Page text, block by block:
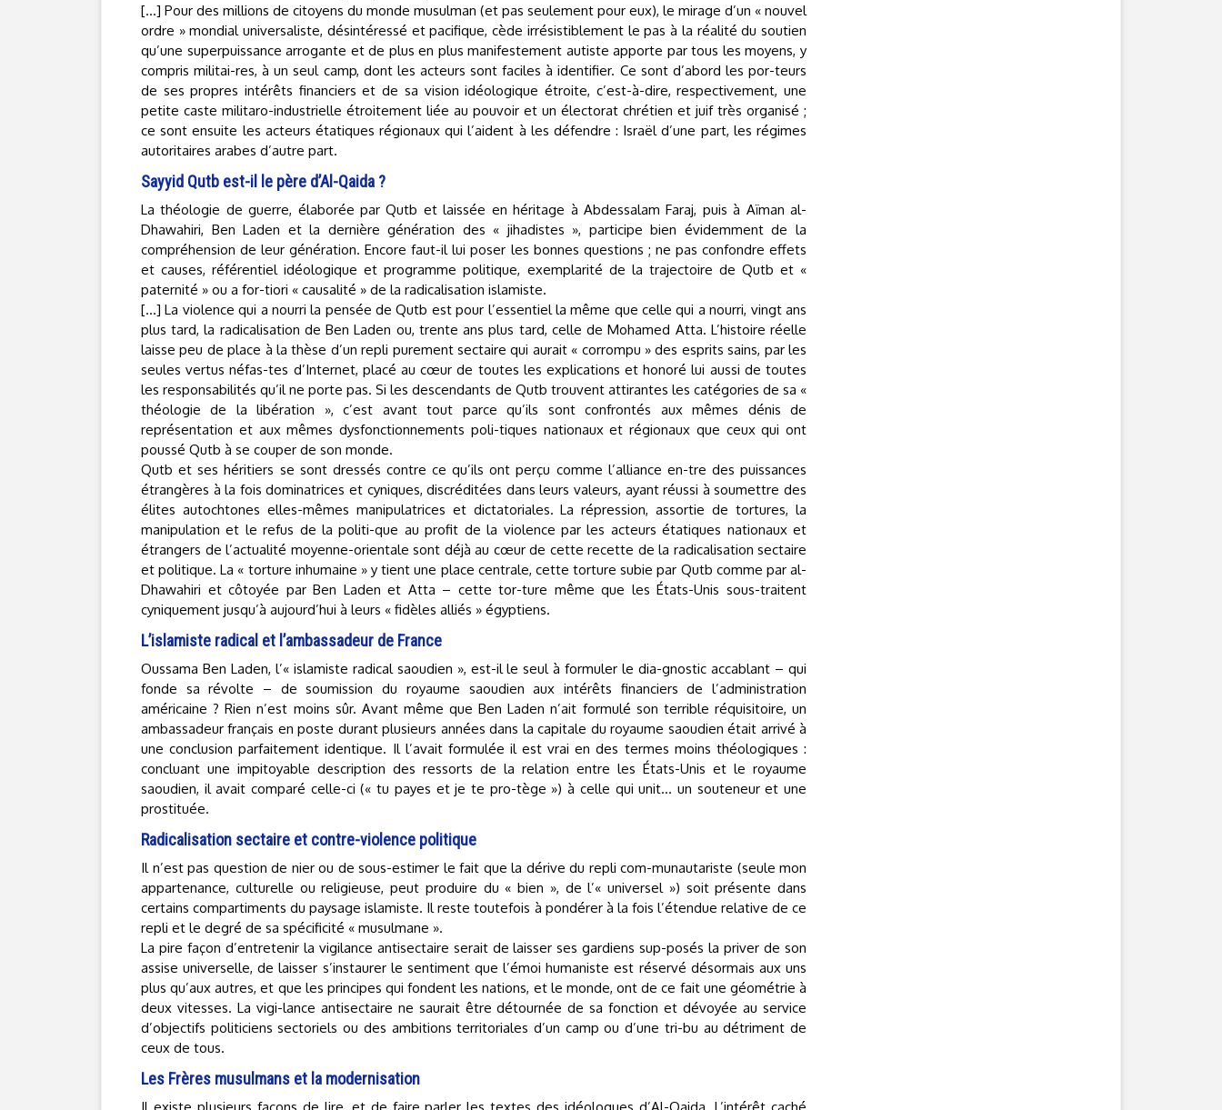
[…] Pour des millions de citoyens du monde musulman (et pas seulement pour eux), le mirage d’un « nouvel
ordre » mondial universaliste, désintéressé et pacifique, cède irrésistiblement le pas à la réalité du soutien
qu’une superpuissance arrogante et de plus en plus manifestement autiste apporte par tous les moyens, y
compris militai-res, à un seul camp, dont les acteurs sont faciles à identifier. Ce sont d’abord les por-teurs
de ses propres intérêts financiers et de sa vision idéologique étroite, c’est-à-dire, respectivement, une
petite caste militaro-industrielle étroitement liée au pouvoir et un électorat chrétien et juif très organisé ;
ce sont ensuite les acteurs étatiques régionaux qui l’aident à les défendre : Israël d’une part, les régimes
autoritaires arabes d’autre part.
Sayyid Qutb est-il le père d’Al-Qaida ?
La théologie de guerre, élaborée par Qutb et laissée en héritage à Abdessalam Faraj, puis à Aïman al-
Dhawahiri, Ben Laden et la dernière génération des « jihadistes », participe bien évidemment de la
compréhension de leur génération. Encore faut-il lui poser les bonnes questions ; ne pas confondre effets
et causes, référentiel idéologique et programme politique, exemplarité de la trajectoire de Qutb et «
paternité » ou a for-tiori « causalité » de la radicalisation islamiste.
[…] La violence qui a nourri la pensée de Qutb est pour l’essentiel la même que celle qui a nourri, vingt ans
plus tard, la radicalisation de Ben Laden ou, trente ans plus tard, celle de Mohamed Atta. L’histoire réelle
laisse peu de place à la thèse d’un repli purement sectaire qui aurait « corrompu » des esprits sains, par les
seules vertus néfas-tes d’Internet, placé au cœur de toutes les explications et honoré lui aussi de toutes
les responsabilités qu’il ne porte pas. Si les descendants de Qutb trouvent attirantes les catégories de sa «
théologie de la libération », c’est avant tout parce qu’ils sont confrontés aux mêmes dénis de
représentation et aux mêmes dysfonctionnements poli-tiques nationaux et régionaux que ceux qui ont
poussé Qutb à se couper de son monde.
Qutb et ses héritiers se sont dressés contre ce qu’ils ont perçu comme l’alliance en-tre des puissances
étrangères à la fois dominatrices et cyniques, discréditées dans leurs valeurs, ayant réussi à soumettre des
élites autochtones elles-mêmes manipulatrices et dictatoriales. La répression, assortie de tortures, la
manipulation et le refus de la politi-que au profit de la violence par les acteurs étatiques nationaux et
étrangers de l’actualité moyenne-orientale sont déjà au cœur de cette recette de la radicalisation sectaire
et politique. La « torture inhumaine » y tient une place centrale, cette torture subie par Qutb comme par al-
Dhawahiri et côtoyée par Ben Laden et Atta – cette tor-ture même que les États-Unis sous-traitent
cyniquement jusqu’à aujourd’hui à leurs « fidèles alliés » égyptiens.
L’islamiste radical et l’ambassadeur de France
Oussama Ben Laden, l’« islamiste radical saoudien », est-il le seul à formuler le dia-gnostic accablant – qui
fonde sa révolte – de soumission du royaume saoudien aux intérêts financiers de l’administration
américaine ? Rien n’est moins sûr. Avant même que Ben Laden n’ait formulé son terrible réquisitoire, un
ambassadeur français en poste durant plusieurs années dans la capitale du royaume saoudien était arrivé à
une conclusion parfaitement identique. Il l’avait formulée il est vrai en des termes moins théologiques :
concluant une impitoyable description des ressorts de la relation entre les États-Unis et le royaume
saoudien, il avait comparé celle-ci (« tu payes et je te pro-tège ») à celle qui unit… un souteneur et une
prostituée.
Radicalisation sectaire et contre-violence politique
Il n’est pas question de nier ou de sous-estimer le fait que la dérive du repli com-munautariste (seule mon
appartenance, culturelle ou religieuse, peut produire du « bien », de l’« universel ») soit présente dans
certains compartiments du paysage islamiste. Il reste toutefois à pondérer à la fois l’étendue relative de ce
repli et le degré de sa spécificité « musulmane ».
La pire façon d’entretenir la vigilance antisectaire serait de laisser ses gardiens sup-posés la priver de son
assise universelle, de laisser s’instaurer le sentiment que l’émoi humaniste est réservé désormais aux uns
plus qu’aux autres, et que les principes qui fondent les nations, et le monde, ont de ce fait une géométrie à
deux vitesses. La vigi-lance antisectaire ne saurait être détournée de sa fonction et dévoyée au service
d’objectifs politiciens sectoriels ou des ambitions territoriales d’un camp ou d’une tri-bu au détriment de
ceux de tous.
Les Frères musulmans et la modernisation